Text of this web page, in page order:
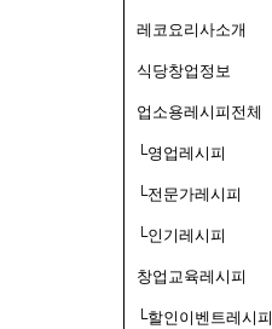
레코요리사소개
식당창업정보
업소용레시피전체
└영업레시피
└전문가레시피
└인기레시피
창업교육레시피
└할인이벤트레시피